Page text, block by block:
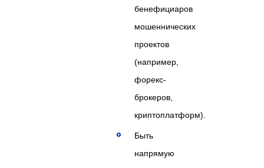
бенефициаров
мошеннических
проектов
(например,
форекс-
брокеров,
криптоплатформ).
Быть
напрямую